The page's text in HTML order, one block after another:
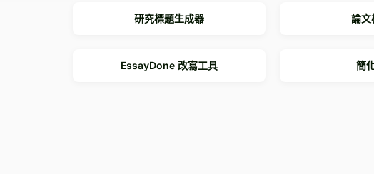
研究標題生成器 論文
EssayDone 改寫工具 簡